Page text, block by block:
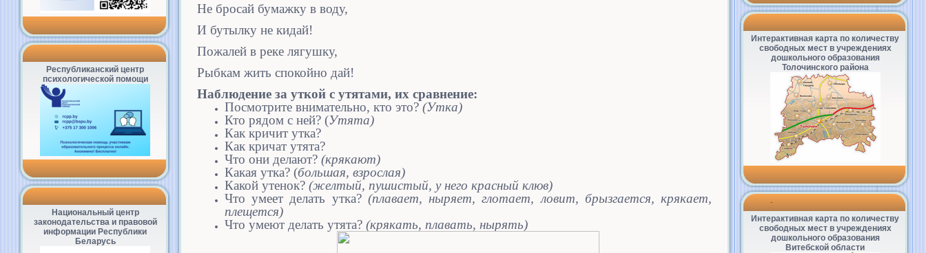
Республиканский центр
психологической помощи
Национальный центр
законодательства и правовой
информации Республики
Беларусь
Не бросай бумажку в воду,
И бутылку не кидай!
Пожалей в реке лягушку,
Рыбкам жить спокойно дай!
Наблюдение за уткой с утятами, их сравнение:
Посмотрите внимательно, кто это? (Утка)
Кто рядом с ней? (Утята)
Как кричит утка?
Как кричат утята?
Что они делают? (крякают)
Какая утка? (большая, взрослая)
Какой утенок? (желтый, пушистый, у него красный клюв)
Что умеет делать утка? (плавает, ныряет, глотает, ловит, брызгается, крякает,
плещется)
Что умеют делать утята? (крякать, плавать, нырять)
Интерактивная карта по количеству
свободных мест в учреждениях
дошкольного образования
Толочинского района
-
Интерактивная карта по количеству
свободных мест в учреждениях
дошкольного образования
Витебской области